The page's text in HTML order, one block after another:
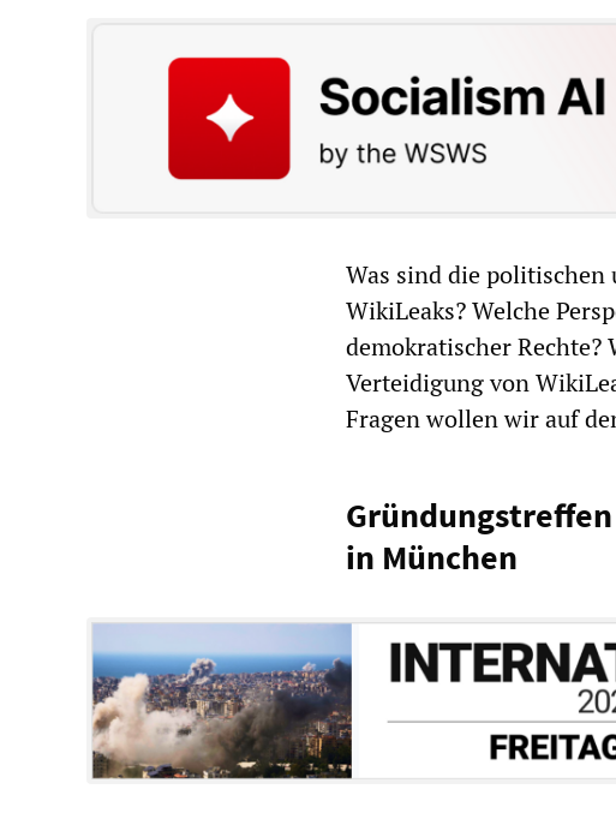
Was sind die
WikiLeaks? Welche
demokratischer
Verteidigung von
Fragen wollen wir auf
in München